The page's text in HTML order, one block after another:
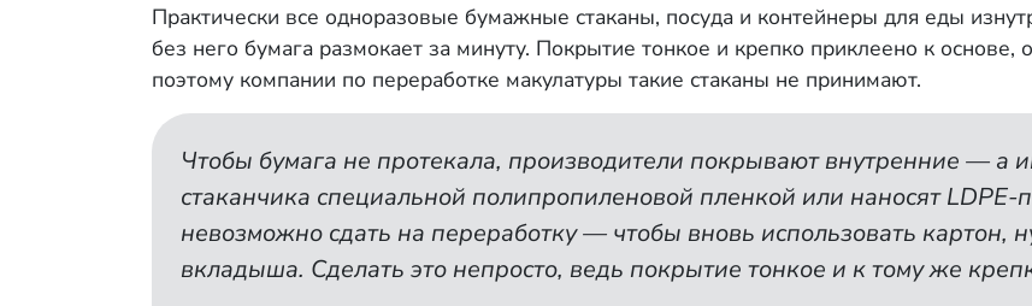
Практически все одноразовые бумажные стаканы, посуда и контейнеры для еды
без него бумага размокает за минуту. Покрытие тонкое и крепко приклеено к основе,
поэтому компании по переработке макулатуры такие стаканы не принимают.
Чтобы бумага не протекала, производители покрывают внутренние — а
стаканчика специальной полипропиленовой пленкой или наносят LDPE-
невозможно сдать на переработку — чтобы вновь использовать картон,
вкладыша. Сделать это непросто, ведь покрытие тонкое и к тому же